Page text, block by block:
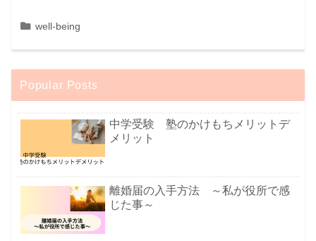
well-being
Popular Posts
中学受験 塾のかけもちメリットデ
メリット
離婚届の入手方法 ～私が役所で感
じた事～